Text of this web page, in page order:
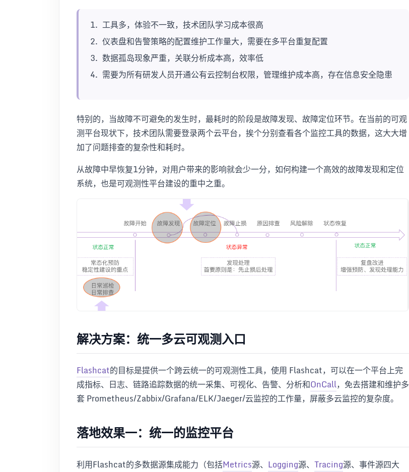
工具多，体验不一致，技术团队学习成本很高
仪表盘和告警策略的配置维护工作量大，需要在多平台重复配置
数据孤岛现象严重，关联分析成本高，效率低
需要为所有研发人员开通公有云控制台权限，管理维护成本高，存在信息安全隐患
特别的，当故障不可避免的发生时，最耗时的阶段是故障发现、故障定位环节。在当前的可观
测平台现状下，技术团队需要登录两个云平台，挨个分别查看各个监控工具的数据，这大大增
加了问题排查的复杂性和耗时。
从故障中早恢复1分钟，对用户带来的影响就会少一分，如何构建一个高效的故障发现和定位
系统，也是可观测性平台建设的重中之重。
解决方案：统一多云可观测入口
Flashcat的目标是提供一个跨云统一的可观测性工具，使用 Flashcat，可以在一个平台上完
成指标、日志、链路追踪数据的统一采集、可视化、告警、分析和OnCall，免去搭建和维护多
套 Prometheus/Zabbix/Grafana/ELK/Jaeger/云监控的工作量，屏蔽多云监控的复杂度。
落地效果一：统一的监控平台
利用Flashcat的多数据源集成能力（包括Metrics源、 Logging源、 Tracing源、事件源四大